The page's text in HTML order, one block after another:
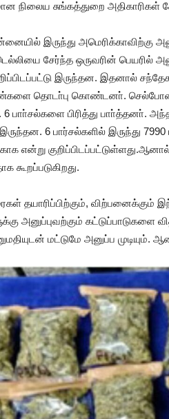
நிலைய சுங்கத்துறை
இருந்து அமெரிக்காவிற்கு
சேர்ந்த ஒருவரின் பெயரில்
இருந்தன. இதனால்
தொடா்பு கொண்டனா்.
6 பாா்சல்களை பிரித்து பாா்த்தனா்.
6 பார்சல்களில் இருந்து
என்று
கூறப்படுகிறது.
தயாரிப்பிற்கும், விற்பனைக்கும்
அனுப்புவற்கும் கட்டுப்பாடுகளை
மட்டுமே அனுப்ப முடியும்.